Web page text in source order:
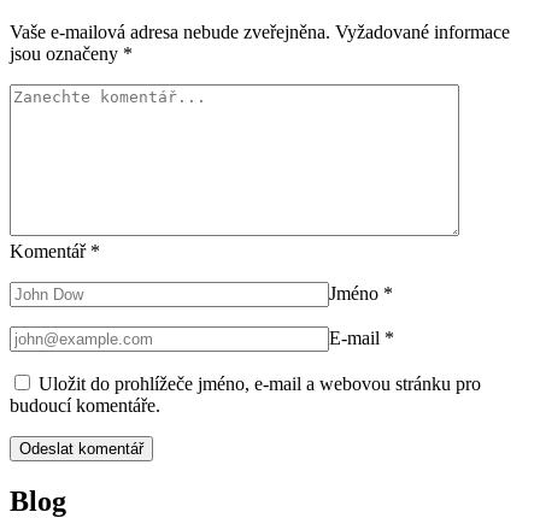
Vaše e-mailová adresa nebude zveřejněna. Vyžadované informace
jsou označeny *
Komentář *
Jméno *
E-mail *
Uložit do prohlížeče jméno, e-mail a webovou stránku pro
budoucí komentáře.
Blog